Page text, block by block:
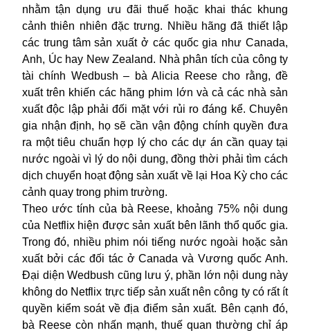
nhằm tận dụng ưu đãi thuế hoặc khai thác khung
cảnh thiên nhiên đặc trưng. Nhiều hãng đã thiết lập
các trung tâm sản xuất ở các quốc gia như Canada,
Anh, Úc hay New Zealand. Nhà phân tích của công ty
tài chính Wedbush – bà Alicia Reese cho rằng, đề
xuất trên khiến các hãng phim lớn và cả các nhà sản
xuất độc lập phải đối mặt với rủi ro đáng kể. Chuyên
gia nhận định, họ sẽ cần vận động chính quyền đưa
ra một tiêu chuẩn hợp lý cho các dự án cần quay tại
nước ngoài vì lý do nội dung, đồng thời phải tìm cách
dịch chuyển hoạt động sản xuất về lại Hoa Kỳ cho các
cảnh quay trong phim trường.
Theo ước tính của bà Reese, khoảng 75% nội dung
của Netflix hiện được sản xuất bên lãnh thổ quốc gia.
Trong đó, nhiều phim nói tiếng nước ngoài hoặc sản
xuất bởi các đối tác ở Canada và Vương quốc Anh.
Đại diện Wedbush cũng lưu ý, phần lớn nội dung này
không do Netflix trực tiếp sản xuất nên công ty có rất ít
quyền kiểm soát về địa điểm sản xuất. Bên cạnh đó,
bà Reese còn nhấn mạnh, thuế quan thường chỉ áp